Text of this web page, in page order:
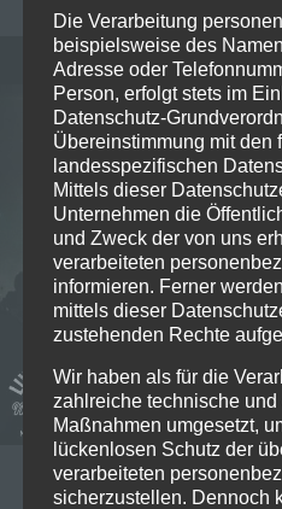
09/10/2022
Die Verarbeitung
beispielsweise des
Adresse oder
Person, erfolgt stets im
Datenschutz-
Übereinstimmung mit den
landesspezifischen
Mittels dieser
Unternehmen die
und Zweck der von uns
verarbeiteten
informieren. Ferner
mittels dieser
zustehenden Rechte
Wir haben als für die
zahlreiche technische
Maßnahmen umgesetzt,
lückenlosen Schutz der
verarbeiteten
sicherzustellen. Dennoch